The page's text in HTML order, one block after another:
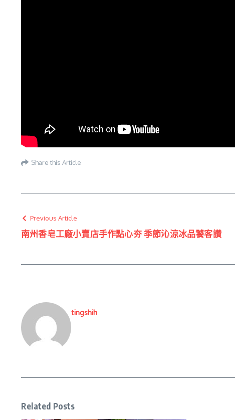
Share this Article
Previous Article
南州香皂工廠小賣店手作點心夯 季節沁涼冰品饕客讚
tingshih
Related Posts